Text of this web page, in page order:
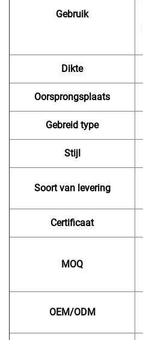
Gebruik
Dikte
Oorsprongsplaats
Gebreid type
Stijl
Soort van levering
Certificaat
MOQ
OEM/ODM